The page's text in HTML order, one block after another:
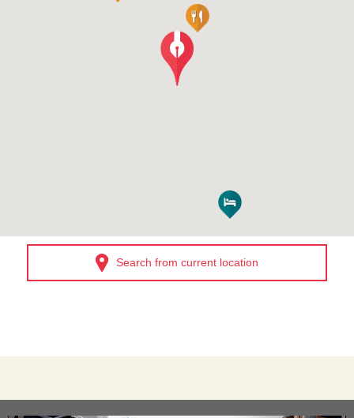
Search from current location